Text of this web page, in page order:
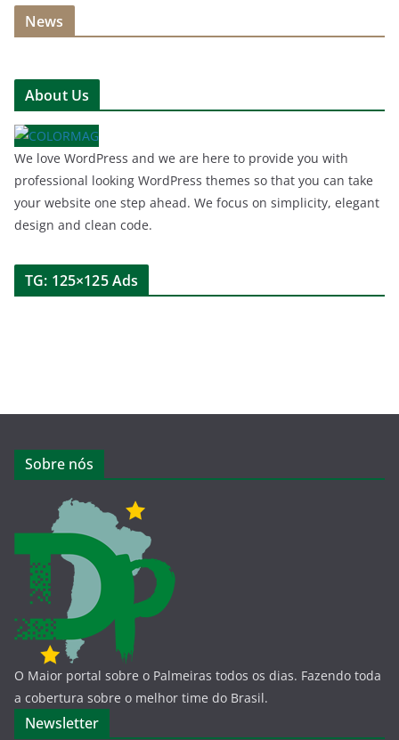
News
About Us
We love WordPress and we are here to provide you with
professional looking WordPress themes so that you can take
your website one step ahead. We focus on simplicity, elegant
design and clean code.
TG: 125×125 Ads
Sobre nós
O Maior portal sobre o Palmeiras todos os dias. Fazendo toda
a cobertura sobre o melhor time do Brasil.
Newsletter